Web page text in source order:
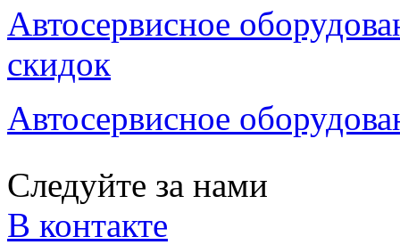
Автосервисное
скидок
Автосервисное
Следуйте за нами
В контакте